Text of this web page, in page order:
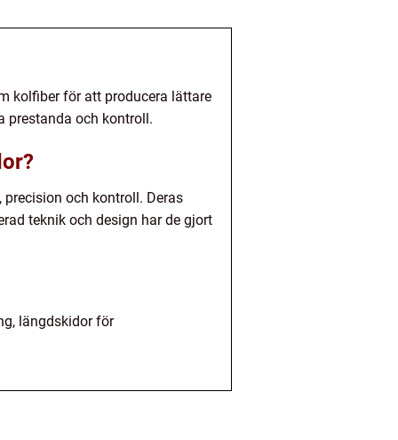
kolfiber för att producera lättare
prestanda och kontroll.
och kontroll. Deras
teknik och design har de gjort
längdskidor för